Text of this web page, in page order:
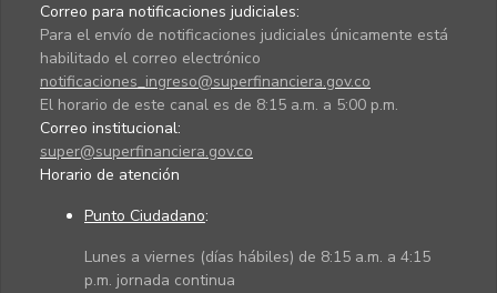
Correo para notificaciones judiciales:
Para el envío de notificaciones judiciales únicamente está
habilitado el correo electrónico
notificaciones_ingreso@superfinanciera.gov.co
El horario de este canal es de 8:15 a.m. a 5:00 p.m.
Correo institucional:
super@superfinanciera.gov.co
Horario de atención
Punto Ciudadano:
Lunes a viernes (días hábiles) de 8:15 a.m. a 4:15
p.m. jornada continua